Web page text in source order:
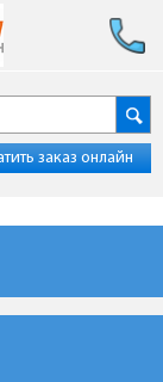
заказ онлайн